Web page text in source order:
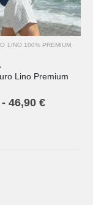
LINO 100% PREMIUM
of 5Lino Premium
- 46,90 €